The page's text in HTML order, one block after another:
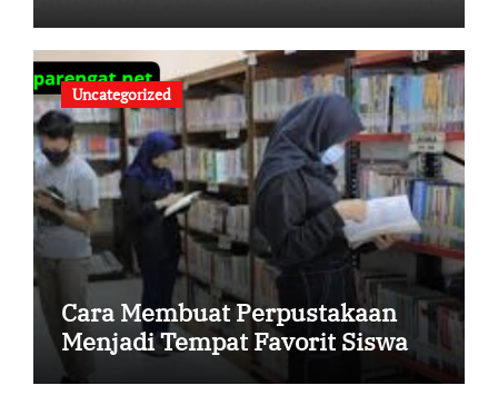
Uncategorized
Cara Membuat Perpustakaan
Menjadi Tempat Favorit Siswa